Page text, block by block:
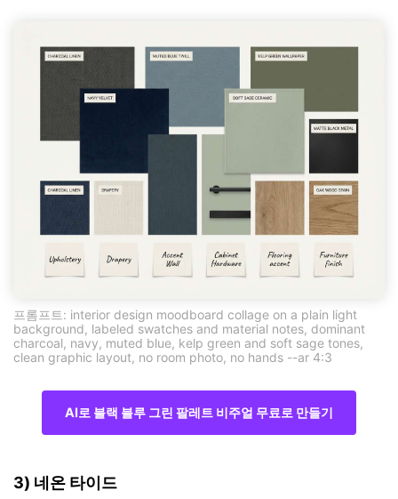
프롬프트: interior design moodboard collage on a plain light
background, labeled swatches and material notes, dominant
charcoal, navy, muted blue, kelp green and soft sage tones,
clean graphic layout, no room photo, no hands --ar 4:3
AI로 블랙 블루 그린 팔레트 비주얼 무료로 만들기
3) 네온 타이드